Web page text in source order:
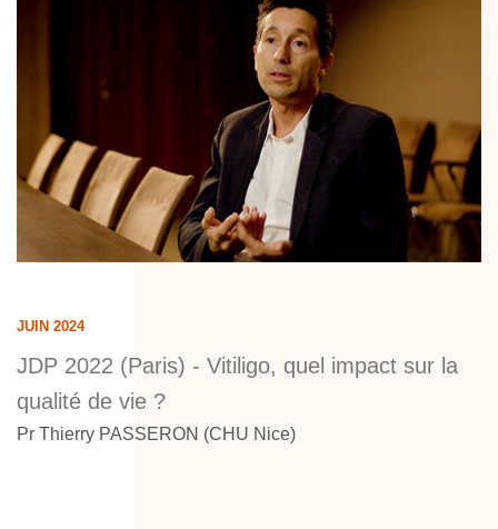
JUIN 2024
JDP 2022 (Paris) - Vitiligo, quel impact sur la
qualité de vie ?
Pr Thierry PASSERON (CHU Nice)